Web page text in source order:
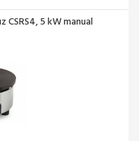
5 kW manual